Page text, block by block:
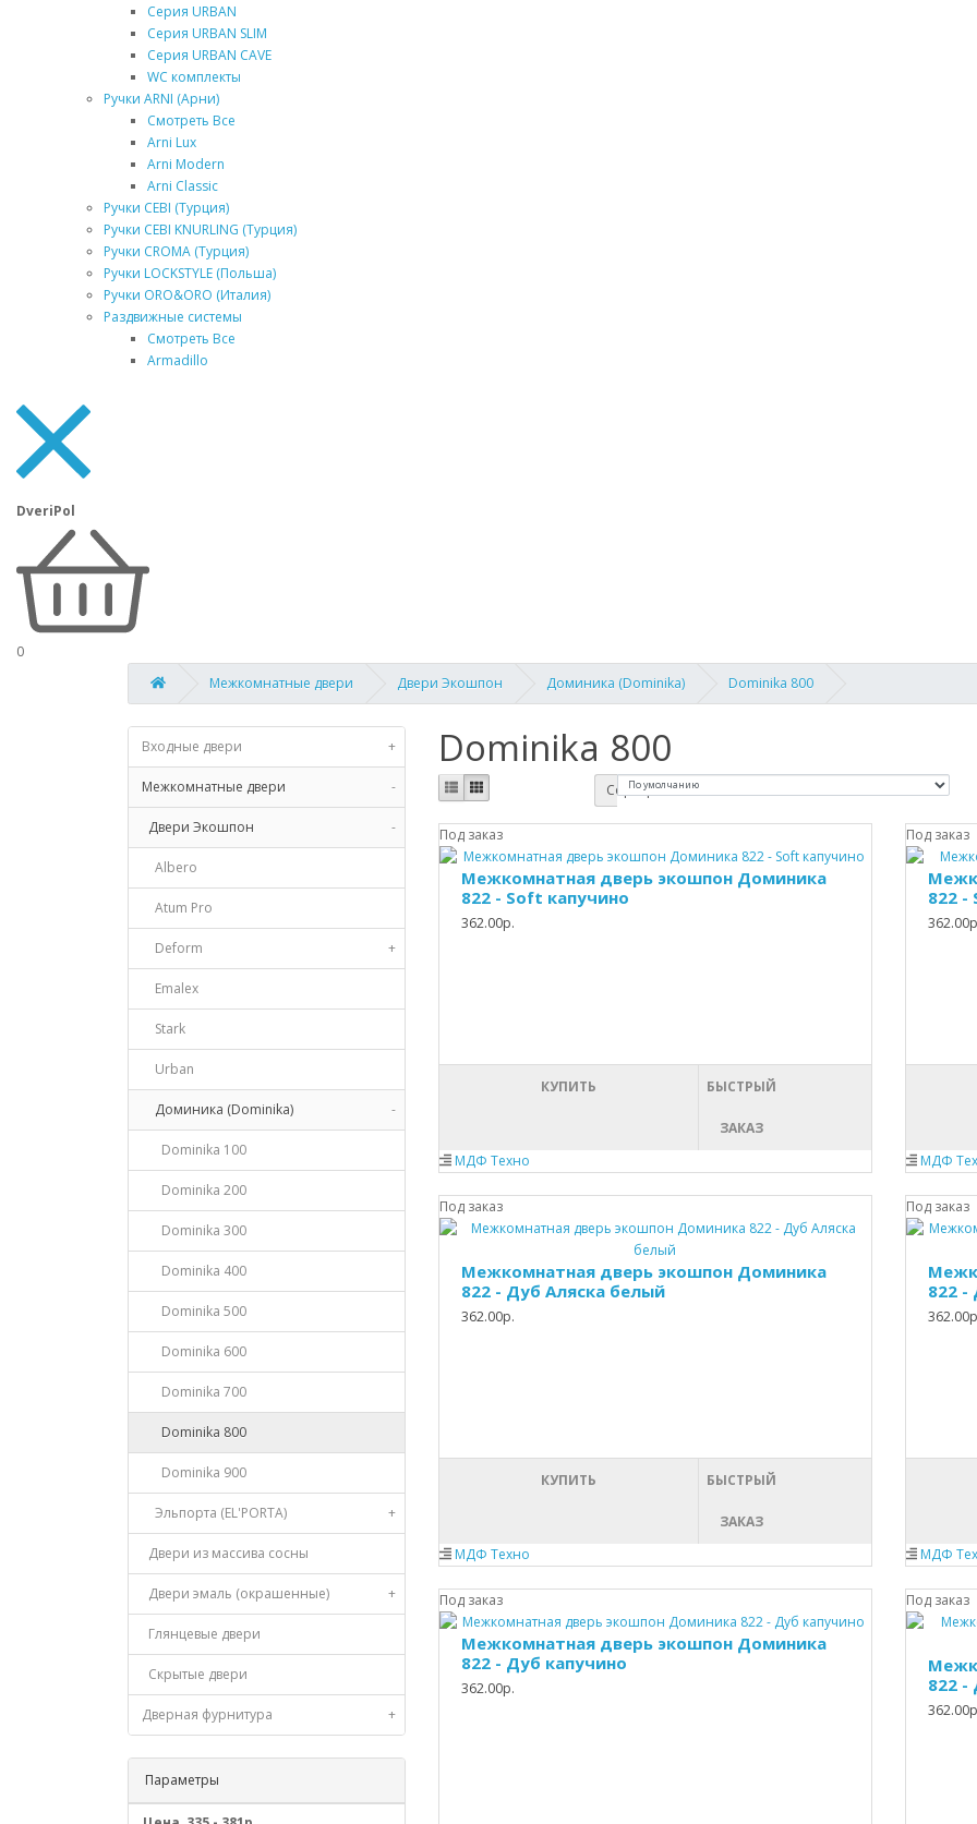
Серия URBAN
Серия URBAN SLIM
Серия URBAN CAVE
WC комплекты
Ручки ARNI (Арни)
Смотреть Все
Arni Lux
Arni Modern
Arni Classic
Ручки CEBI (Турция)
Ручки CEBI KNURLING (Турция)
Ручки CROMA (Турция)
Ручки LOCKSTYLE (Польша)
Ручки ORO&ORO (Италия)
Раздвижные системы
Смотреть Все
Armadillo
DveriPol
0
Межкомнатные двери
Двери Экошпон Доминика (Dominika) Dominika 800
Входные двери +
Межкомнатные двери -
Двери Экошпон -
Albero
Atum Pro
Deform +
Emalex
Stark
Urban
Доминика (Dominika) -
Dominika 100
Dominika 200
Dominika 300
Dominika 400
Dominika 500
Dominika 600
Dominika 700
Dominika 800
Dominika 900
Эльпорта (EL'PORTA) +
Двери из массива сосны
Двери эмаль (окрашенные) +
Глянцевые двери
Скрытые двери
Дверная фурнитура +
Параметры
Dominika 800
Сортировка:
Под заказ
Межкомнатная дверь экошпон Доминика
822 - Soft капучино
362.00р.
КУПИТЬ БЫСТРЫЙ
ЗАКАЗ
МДФ Техно
Под заказ
822 -
МДФ
Под заказ
Межкомнатная дверь экошпон Доминика
822 - Дуб Аляска белый
362.00р.
КУПИТЬ БЫСТРЫЙ
ЗАКАЗ
МДФ Техно
Под заказ
822 -
МДФ
Под заказ
Межкомнатная дверь экошпон Доминика
822 - Дуб капучино
362.00р.
Под заказ
822